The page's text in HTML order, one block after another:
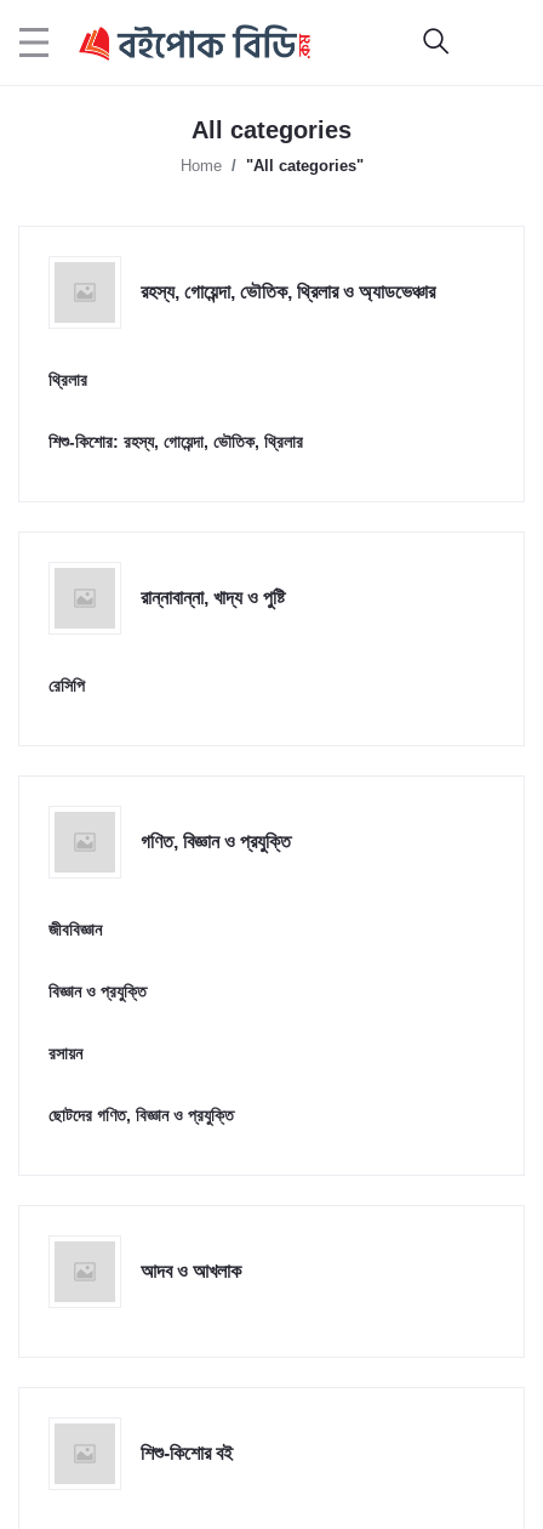
All categories
Home "All categories"
রহস্য, গোয়েন্দা, ভৌতিক, থ্রিলার ও অ্যাডভেঞ্চার
থ্রিলার
শিশু-কিশোর: রহস্য, গোয়েন্দা, ভৌতিক, থ্রিলার
রান্নাবান্না, খাদ্য ও পুষ্টি
রেসিপি
গণিত, বিজ্ঞান ও প্রযুক্তি
জীববিজ্ঞান
বিজ্ঞান ও প্রযুক্তি
রসায়ন
ছোটদের গণিত, বিজ্ঞান ও প্রযুক্তি
আদব ও আখলাক
শিশু-কিশোর বই